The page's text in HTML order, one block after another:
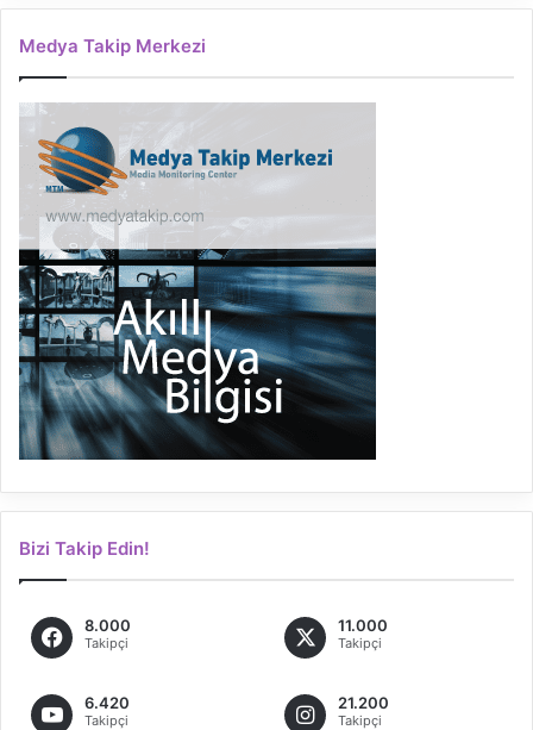
Medya Takip Merkezi
Bizi Takip Edin!
8.000
Takipçi
11.000
Takipçi
6.420
Takipçi
21.200
Takipçi